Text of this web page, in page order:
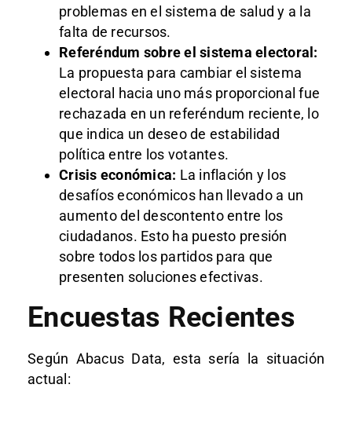
problemas en el sistema de salud y a la
falta de recursos.
Referéndum sobre el sistema electoral:
La propuesta para cambiar el sistema
electoral hacia uno más proporcional fue
rechazada en un referéndum reciente, lo
que indica un deseo de estabilidad
política entre los votantes.
Crisis económica: La inflación y los
desafíos económicos han llevado a un
aumento del descontento entre los
ciudadanos. Esto ha puesto presión
sobre todos los partidos para que
presenten soluciones efectivas.
Encuestas Recientes
Según Abacus Data, esta sería la situación
actual: